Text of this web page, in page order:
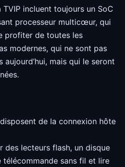
incluent toujours un SoC
processeur multicœur, qui
profiter de toutes les
modernes, qui ne sont pas
aujourd’hui, mais qui le seront
de la connexion hôte
des lecteurs flash, un disque
télécommande sans fil et lire